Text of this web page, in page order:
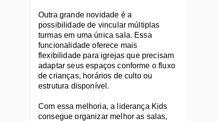
Outra grande novidade é a
possibilidade de vincular múltiplas
turmas em uma única sala. Essa
funcionalidade oferece mais
flexibilidade para igrejas que precisam
adaptar seus espaços conforme o fluxo
de crianças, horários de culto ou
estrutura disponível.
Com essa melhoria, a liderança Kids
consegue organizar melhor as salas,